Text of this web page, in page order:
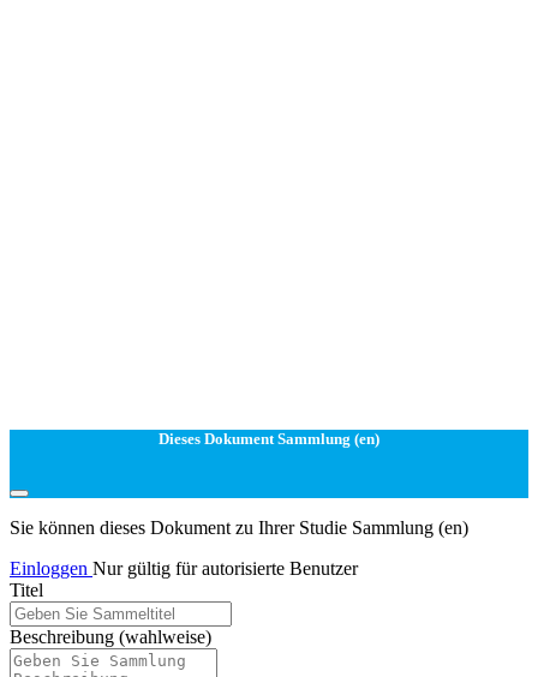
Dieses Dokument Sammlung (en)
Sie können dieses Dokument zu Ihrer Studie Sammlung (en)
Einloggen Nur gültig für autorisierte Benutzer
Titel
Beschreibung (wahlweise)